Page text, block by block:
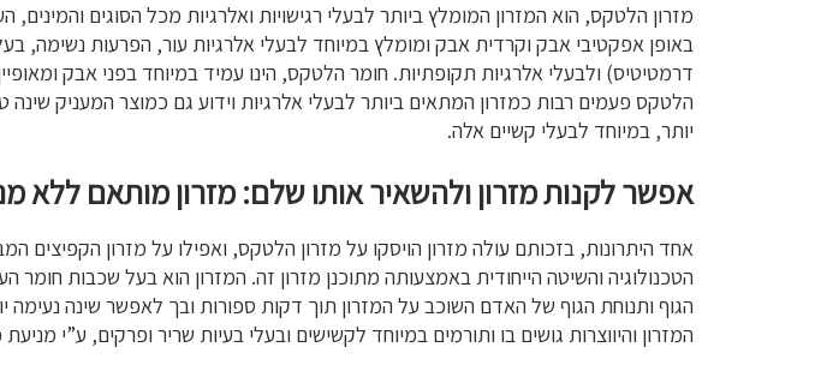
מזרון הלטקס, הוא המזרון המומלץ ביותר לבעלי רגישויות ואלרגיות מכל הסוגים
באופן אפקטיבי אבק וקרדית אבק ומומלץ במיוחד לבעלי אלרגיות עור, הפרעות נשימה,
דרמטיטיס) ולבעלי אלרגיות תקופתיות. חומר הלטקס, הינו עמיד במיוחד בפני אבק
הלטקס פעמים רבות כמזרון המתאים ביותר לבעלי אלרגיות וידוע גם כמוצר המעניק שינה
יותר, במיוחד לבעלי קשיים אלה.
אפשר לקנות מזרון ולהשאיר אותו שלם: מזרון מותאם ללא
אחד היתרונות, בזכותם עולה מזרון הויסקו על מזרון הלטקס, ואפילו על מזרון הקפיצים
הטכנולוגיה והשיטה הייחודית באמצעותה מתוכנן מזרון זה. המזרון הוא בעל שכבות
הגוף ותנוחת הגוף של האדם השוכב על המזרון תוך דקות ספורות ובך לאפשר שינה נעימה
המזרון והיווצרות גושים בו ותורמים במיוחד לקשישים ובעלי בעיות שריר ופרקים, ע”י